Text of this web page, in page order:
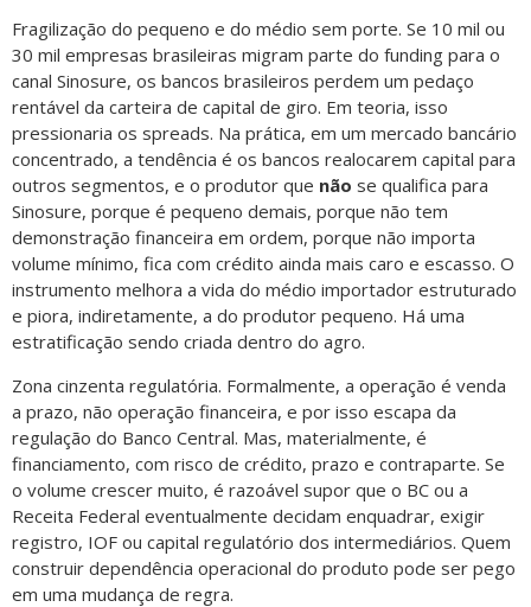
Fragilização do pequeno e do médio sem porte. Se 10 mil ou
30 mil empresas brasileiras migram parte do funding para o
canal Sinosure, os bancos brasileiros perdem um pedaço
rentável da carteira de capital de giro. Em teoria, isso
pressionaria os spreads. Na prática, em um mercado bancário
concentrado, a tendência é os bancos realocarem capital para
outros segmentos, e o produtor que não se qualifica para
Sinosure, porque é pequeno demais, porque não tem
demonstração financeira em ordem, porque não importa
volume mínimo, fica com crédito ainda mais caro e escasso. O
instrumento melhora a vida do médio importador estruturado
e piora, indiretamente, a do produtor pequeno. Há uma
estratificação sendo criada dentro do agro.
Zona cinzenta regulatória. Formalmente, a operação é venda
a prazo, não operação financeira, e por isso escapa da
regulação do Banco Central. Mas, materialmente, é
financiamento, com risco de crédito, prazo e contraparte. Se
o volume crescer muito, é razoável supor que o BC ou a
Receita Federal eventualmente decidam enquadrar, exigir
registro, IOF ou capital regulatório dos intermediários. Quem
construir dependência operacional do produto pode ser pego
em uma mudança de regra.